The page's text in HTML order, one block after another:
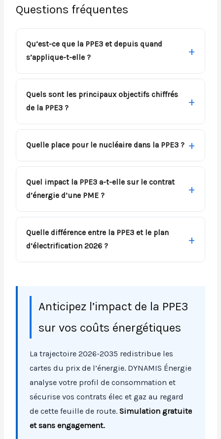
Questions fréquentes
Qu’est-ce que la PPE3 et depuis quand
s’applique-t-elle ?
Quels sont les principaux objectifs chiffrés
de la PPE3 ?
Quelle place pour le nucléaire dans la PPE3 ?
Quel impact la PPE3 a-t-elle sur le contrat
d’énergie d’une PME ?
Quelle différence entre la PPE3 et le plan
d’électrification 2026 ?
Anticipez l’impact de la PPE3
sur vos coûts énergétiques
La trajectoire 2026-2035 redistribue les
cartes du prix de l’énergie. DYNAMIS Énergie
analyse votre profil de consommation et
sécurise vos contrats élec et gaz au regard
de cette feuille de route.Simulation gratuite
et sans engagement.